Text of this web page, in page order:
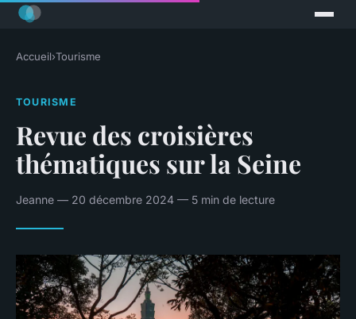
Accueil›Tourisme
TOURISME
Revue des croisières
thématiques sur la Seine
Jeanne — 20 décembre 2024 — 5 min de lecture